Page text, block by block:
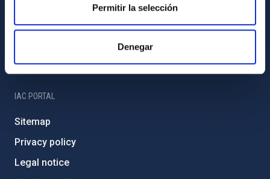
Permitir la selección
Denegar
External funding
Severo Ochoa Programme
IAC Friends
IAC PORTAL
Sitemap
Privacy policy
Legal notice